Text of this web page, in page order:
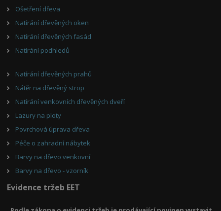
Ošetření dřeva
Natírání dřevěných oken
Natírání dřevěných fasád
Natírání podhledů
Natírání dřevěných prahů
Nátěr na dřevěný strop
Natírání venkovních dřevěných dveří
Lazury na ploty
Povrchová úprava dřeva
Péče o zahradní nábytek
Barvy na dřevo venkovní
Barvy na dřevo - vzorník
Evidence tržeb EET